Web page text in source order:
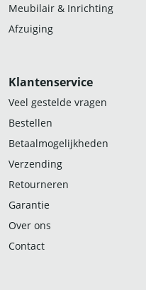
Meubilair & Inrichting
Afzuiging
Klantenservice
Veel gestelde vragen
Bestellen
Betaalmogelijkheden
Verzending
Retourneren
Garantie
Over ons
Contact